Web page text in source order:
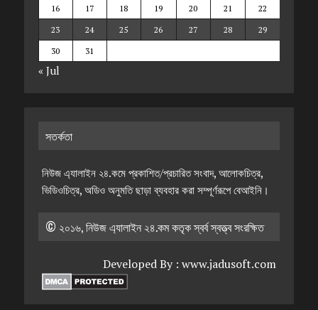
16
17 18 19 20 21
22
23
24 25 26 27 28
29
30
31
« Jul
সতর্কতা
নিউজ এ্যালাইন ২৪.কমে প্রকাশিত/প্রচারিত সংবাদ, আলোকচিত্র,
ভিডিওচিত্র, অডিও অনুমতি ছাড়া ব্যবহার করা সম্পূর্ণরূপে বেআইনি।
© ২০১৬, নিউজ এ্যালাইন ২৪.কম কতৃক স্বর্ব স্বত্ত্ব সংরক্ষিত
Developed By :www.jadusoft.com